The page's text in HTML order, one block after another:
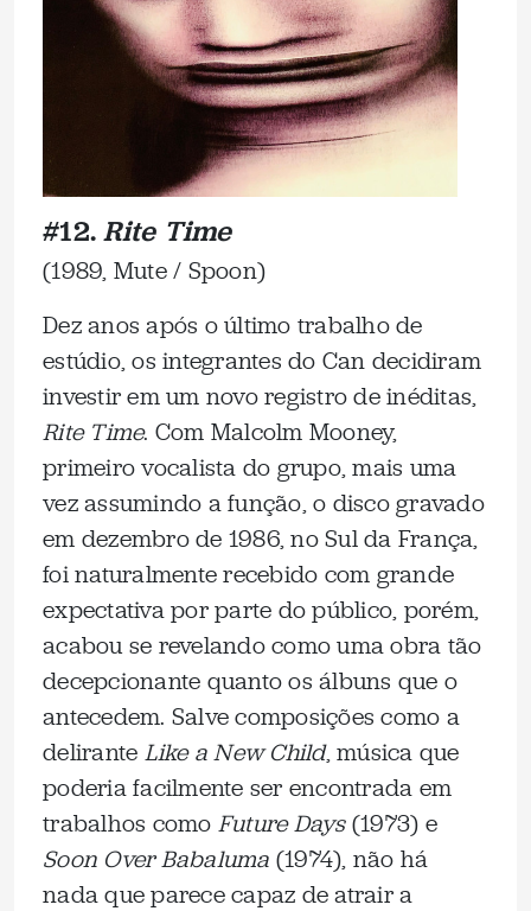
#12.Rite Time
(1989, Mute / Spoon)
Dez anos após o último trabalho de
estúdio, os integrantes do Can decidiram
investir em um novo registro de inéditas,
Rite Time. Com Malcolm Mooney,
primeiro vocalista do grupo, mais uma
vez assumindo a função, o disco gravado
em dezembro de 1986, no Sul da França,
foi naturalmente recebido com grande
expectativa por parte do público, porém,
acabou se revelando como uma obra tão
decepcionante quanto os álbuns que o
antecedem. Salve composições como a
delirante Like a New Child, música que
poderia facilmente ser encontrada em
trabalhos como Future Days(1973) e
Soon Over Babaluma (1974), não há
nada que parece capaz de atrair a